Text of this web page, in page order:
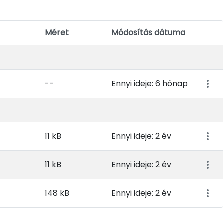
Méret
Módosítás dátuma
Elem
-- Ennyi ideje: 6 hónap
11 kB Ennyi ideje: 2 év
11 kB Ennyi ideje: 2 év
148 kB Ennyi ideje: 2 év